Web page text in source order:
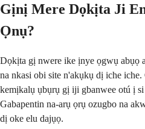
Gịnị Mere Dọkịta Ji
Ọnụ?
Dọkịta gị nwere ike ịnye ọgwụ abụọ
na nkasi obi site n'akụkụ dị iche iche.
kemịkalụ ụbụrụ gị iji gbanwee otú ị
Gabapentin na-arụ ọrụ ozugbo na
dị oke elu dajụọ.